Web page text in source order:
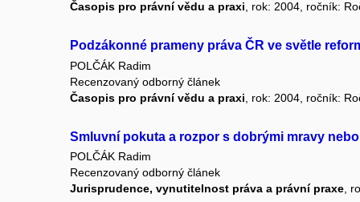
Časopis pro právní vědu a praxi, rok: 2004, ročník:
Podzákonné prameny práva ČR ve světle
POLČÁK Radim
Recenzovaný odborný článek
Časopis pro právní vědu a praxi , rok: 2004, ročník:
Smluvní pokuta a rozpor s dobrými mravy
POLČÁK Radim
Recenzovaný odborný článek
Jurisprudence, vynutitelnost práva a právní praxe ,